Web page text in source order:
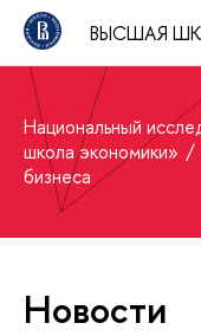
ВЫСШАЯ
Национальный
школа экономики»
бизнеса
Новости